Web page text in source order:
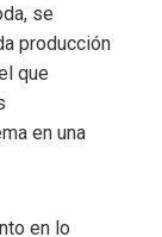
se
producción
que
en una
en lo